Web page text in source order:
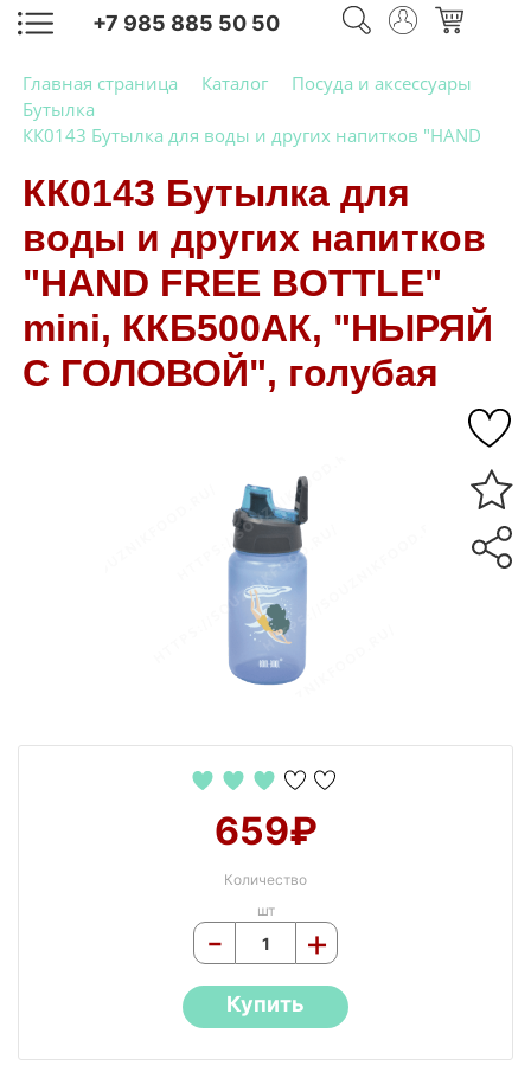
+7 985 885 50 50
Главная страница Каталог
Посуда и аксессуары
Бутылка
КК0143 Бутылка для воды и других напитков "HAND
голубая
КК0143 Бутылка для
воды и других напитков
"HAND FREE BOTTLE"
mini, ККБ500АК, "НЫРЯЙ
С ГОЛОВОЙ", голубая
659₽
Количество
шт
- +
Купить